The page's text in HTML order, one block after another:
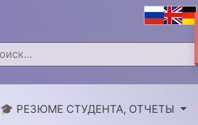
🎓 РЕЗЮМЕ СТУДЕНТА, ОТЧЕТЫ